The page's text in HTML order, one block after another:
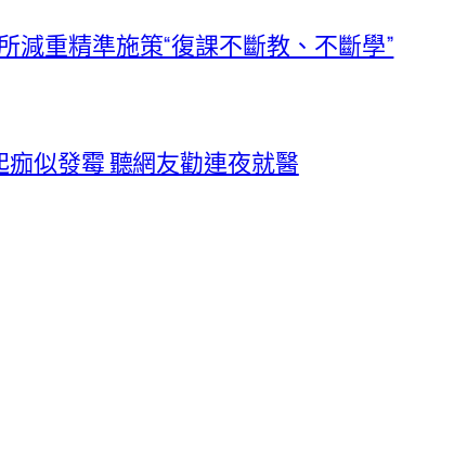
減重精準施策“復課不斷教、不斷學”
似發霉 聽網友勸連夜就醫